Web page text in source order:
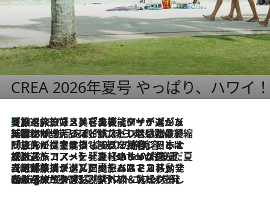
CREA 2026年夏号 やっぱり、ハワイ
2026.8.7
【厳選旅コスメ】「多機能アイテムがメイン！」旅好き美容エディターが選んだ夏旅ベストコスメを発表【Mサイズジップ】
2026.8.6
「荷物が増えるほど旅ストレスは増す」美容ジャーナリストがたどり着いた最終結論。“化粧品を劇的に減らす”感動の凝縮美容とは
2026.8.6
「旅先には金髪ウィッグを持参」日本と同じメイクでは損してる!? 美容ジャーナリストが提案する“掟破りの旅美容”とは
2026.8.6
【厳選旅コスメ】「身軽さ＆UV対策重視！」ヘアアーティストshucoが選んだ夏旅ベストコスメを発表【Mサイズジップ】
2026.8.5
【厳選旅コスメ】国内をあちこち移動する河井菜摘が選んだ夏旅ベストコスメ発表！「リラックスアイテムはマスト」【Mサイズジップ】
2026.8.4
【厳選旅コスメ】「紫外線＆乾燥対策しながらメイク感も！」ヘア＆メイクGeorgeが選んだ夏旅ベストコスメを発表！【Mサイズジップ】